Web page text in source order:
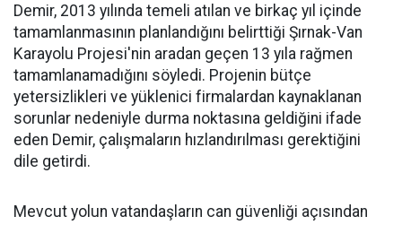
Demir, 2013 yılında temeli atılan ve birkaç yıl içinde
tamamlanmasının planlandığını belirttiği Şırnak-Van
Karayolu Projesi'nin aradan geçen 13 yıla rağmen
tamamlanamadığını söyledi. Projenin bütçe
yetersizlikleri ve yüklenici firmalardan kaynaklanan
sorunlar nedeniyle durma noktasına geldiğini ifade
eden Demir, çalışmaların hızlandırılması gerektiğini
dile getirdi.
Mevcut yolun vatandaşların can güvenliği açısından